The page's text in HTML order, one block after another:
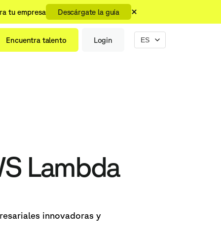
tu empresa Descárgate la guía
Encuentra talento Login
Lambda
innovadoras y